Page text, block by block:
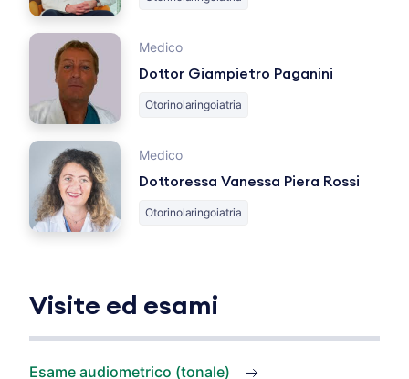
Medico
Dottor Giampietro Paganini
Otorinolaringoiatria
Medico
Dottoressa Vanessa Piera Rossi
Otorinolaringoiatria
Visite ed esami
Esame audiometrico (tonale)